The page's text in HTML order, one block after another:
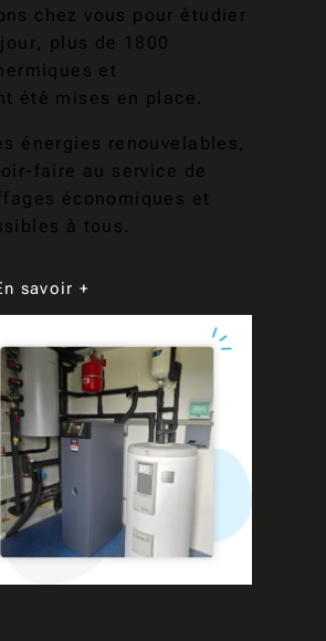
chez vous pour étudier
plus de 1800
et
été mises en place.
énergies renouvelables,
faire au service de
économiques et
à tous.
savoir +